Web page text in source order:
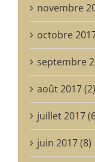
novembre
octobre
septembre
août 2017 (2)
juillet 2017
juin 2017 (8)